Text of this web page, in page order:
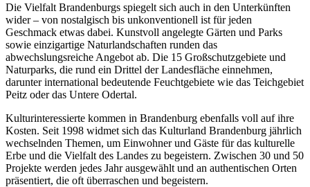
Die Vielfalt Brandenburgs spiegelt sich auch in den Unterkünften
wider – von nostalgisch bis unkonventionell ist für jeden
Geschmack etwas dabei. Kunstvoll angelegte Gärten und Parks
sowie einzigartige Naturlandschaften runden das
abwechslungsreiche Angebot ab. Die 15 Großschutzgebiete und
Naturparks, die rund ein Drittel der Landesfläche einnehmen,
darunter international bedeutende Feuchtgebiete wie das Teichgebiet
Peitz oder das Untere Odertal.
Kulturinteressierte kommen in Brandenburg ebenfalls voll auf ihre
Kosten. Seit 1998 widmet sich das Kulturland Brandenburg jährlich
wechselnden Themen, um Einwohner und Gäste für das kulturelle
Erbe und die Vielfalt des Landes zu begeistern. Zwischen 30 und 50
Projekte werden jedes Jahr ausgewählt und an authentischen Orten
präsentiert, die oft überraschen und begeistern.